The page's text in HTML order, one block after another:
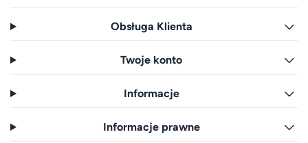
Obsługa Klienta
Twoje konto
Informacje
Informacje prawne